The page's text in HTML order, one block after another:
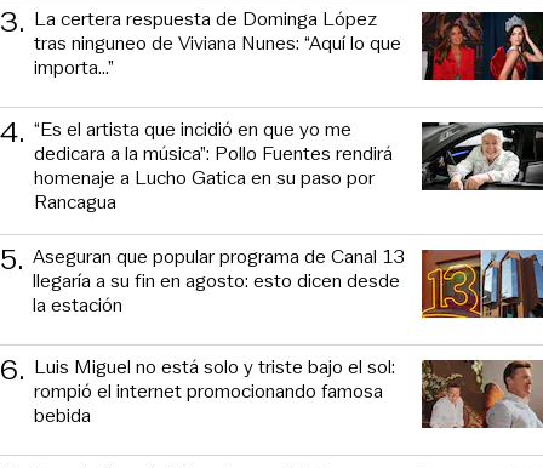
3. La certera respuesta de Dominga López
tras ninguneo de Viviana Nunes: “Aquí lo que
importa...”
4. “Es el artista que incidió en que yo me
dedicara a la música”: Pollo Fuentes rendirá
homenaje a Lucho Gatica en su paso por
Rancagua
5. Aseguran que popular programa de Canal 13
llegaría a su fin en agosto: esto dicen desde
la estación
6. Luis Miguel no está solo y triste bajo el sol:
rompió el internet promocionando famosa
bebida